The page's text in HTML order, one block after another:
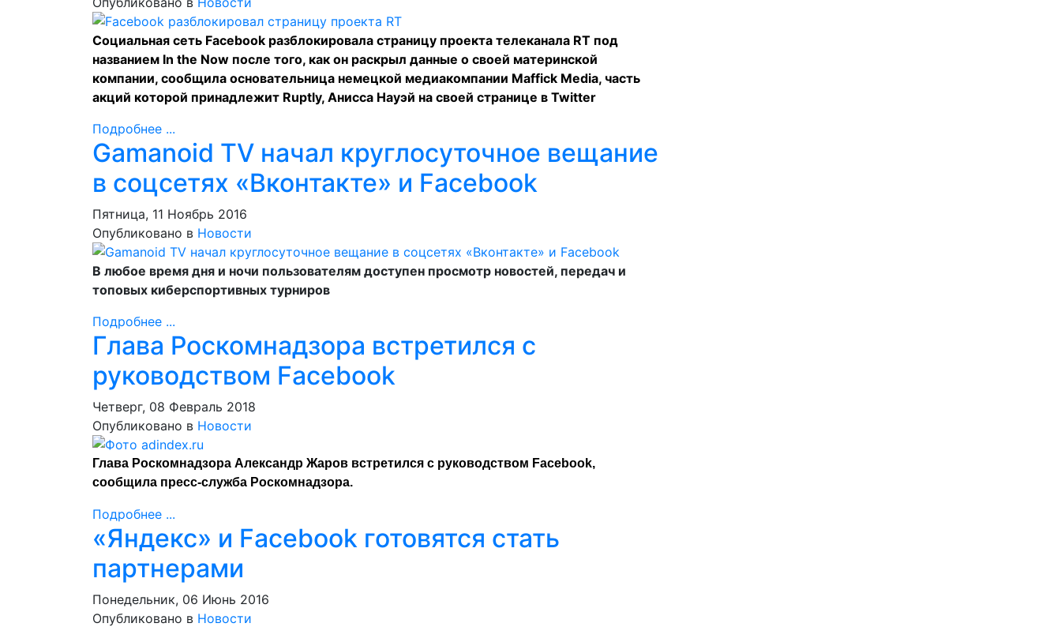
Социальная сеть Facebook разблокировала страницу проекта телеканала RT под
названием In the Now после того, как он раскрыл данные о своей материнской
компании, сообщила основательница немецкой медиакомпании Maffick Media, часть
акций которой принадлежит Ruptly, Анисса Науэй на своей странице в Twitter
Подробнее ...
Gamanoid TV начал круглосуточное вещание
в соцсетях «Вконтакте» и Facebook
Пятница, 11 Ноябрь 2016
Опубликовано в Новости
В любое время дня и ночи пользователям доступен просмотр новостей, передач и
топовых киберспортивных турниров
Подробнее ...
Глава Роскомнадзора встретился с
руководством Facebook
Четверг, 08 Февраль 2018
Опубликовано в Новости
Глава Роскомнадзора Александр Жаров встретился с руководством Facebook,
сообщила пресс-служба Роскомнадзора.
Подробнее ...
«Яндекс» и Facebook готовятся стать
партнерами
Понедельник, 06 Июнь 2016
Опубликовано в Новости